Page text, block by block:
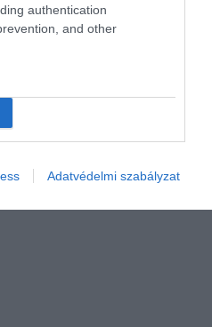
authentication
and other
Adatvédelmi szabályzat